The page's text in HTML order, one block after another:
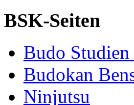
BSK-Seiten
Budo
Budokan
Ninjutsu